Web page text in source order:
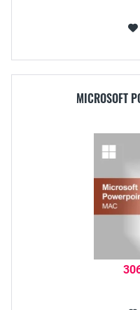
MICROSOFT